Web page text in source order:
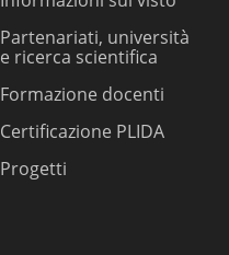
Partenariati, università
e ricerca scientifica
Formazione docenti
Certificazione PLIDA
Progetti